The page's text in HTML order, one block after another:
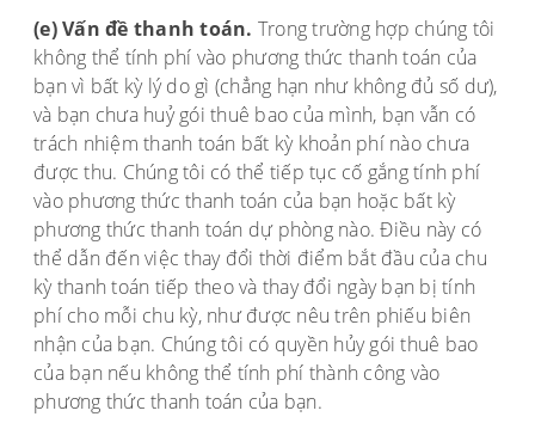
(e) Vấn đề thanh toán. Trong trường hợp chúng tôi
không thể tính phí vào phương thức thanh toán của
bạn vì bất kỳ lý do gì (chẳng hạn như không đủ số dư),
và bạn chưa huỷ gói thuê bao của mình, bạn vẫn có
trách nhiệm thanh toán bất kỳ khoản phí nào chưa
được thu. Chúng tôi có thể tiếp tục cố gắng tính phí
vào phương thức thanh toán của bạn hoặc bất kỳ
phương thức thanh toán dự phòng nào. Điều này có
thể dẫn đến việc thay đổi thời điểm bắt đầu của chu
kỳ thanh toán tiếp theo và thay đổi ngày bạn bị tính
phí cho mỗi chu kỳ, như được nêu trên phiếu biên
nhận của bạn. Chúng tôi có quyền hủy gói thuê bao
của bạn nếu không thể tính phí thành công vào
phương thức thanh toán của bạn.